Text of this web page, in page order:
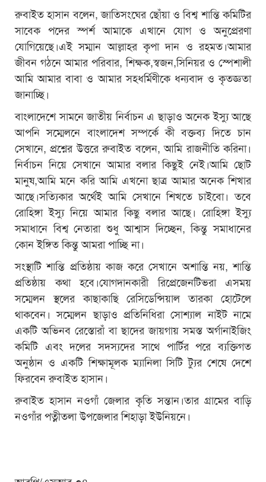
রুবাইত হাসান বলেন, জাতিসংঘের ছোঁয়া ও বিশ্ব শান্তি কমিটির
সাবেক পদের স্পর্শ আমাকে এখানে যোগ ও অনুপ্রেরণা
যোগিয়েছে।এই সম্মান আল্লাহর কৃপা দান ও রহমত।আমার
জীবন গঠনে আমার পরিবার, শিক্ষক,স্বজন,সিনিয়র ও স্পেশালী
আমি আমার বাবা ও আমার সহধর্মিণীকে ধন্যবাদ ও কৃতজ্ঞতা
জানাচ্ছি।
বাংলাদেশে সামনে জাতীয় নির্বাচন এ ছাড়াও অনেক ইস্যু আছে
আপনি সম্মেলনে বাংলাদেশ সম্পর্কে কী বক্তব্য দিতে চান
সেখানে, প্রশ্নের উত্তরে রুবাইত বলেন, আমি রাজনীতি করিনা।
নির্বাচন নিয়ে সেখানে আমার বলার কিছুই নেই।আমি ছোট
মানুষ,আমি মনে করি আমি এখনো ছাত্র আমার অনেক শিখার
আছে।সত্যিকার অর্থেই আমি সেখানে শিখতে চাইবো। তবে
রোহিঙ্গা ইস্যু নিয়ে আমার কিছু বলার আছে। রোহিঙ্গা ইস্যু
সমাধানে বিশ্ব নেতারা শুধু আশ্বাস দিচ্ছেন, কিন্তু সমাধানের
কোন ইঙ্গিত কিন্তু আমরা পাচ্ছি না।
সংস্থাটি শান্তি প্রতিষ্ঠায় কাজ করে সেখানে অশান্তি নয়, শান্তি
প্রতিষ্ঠায় কথা হবে।যোগদানকারী রিপ্রেজেনটিভরা এসময়
সম্মেলন স্থলের কাছাকাছি রেসিডেন্সিয়াল তারকা হোটেলে
থাকবেন। সম্মেলন ছাড়াও প্রতিনিধিরা সোশ্যাল নাইট নামে
একটি অভিনব রেস্তোরাঁ বা ছাদের জায়গায় সমস্ত অর্গানাইজিং
কমিটি এবং দলের সদস্যদের সাথে পার্টির পরে ব্যক্তিগত
অনুষ্ঠান ও একটি শিক্ষামূলক ম্যানিলা সিটি ট্যুর শেষে দেশে
ফিরবেন রুবাইত হাসান।
রুবাইত হাসান নওগাঁ জেলার কৃতি সন্তান।তার গ্রামের বাড়ি
নওগাঁর পত্নীতলা উপজেলার শিহাড়া ইউনিয়নে।